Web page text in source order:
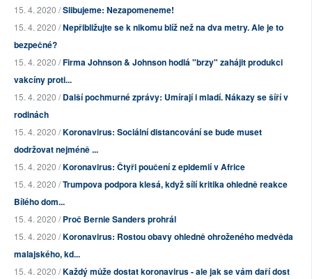
15. 4. 2020 /Slibujeme: Nezapomeneme!
15. 4. 2020 /Nepřibližujte se k nikomu blíž než na dva metry. Ale je to
bezpečné?
15. 4. 2020 /Firma Johnson & Johnson hodlá "brzy" zahájit produkci
vakcíny proti...
15. 4. 2020 /Další pochmurné zprávy: Umírají i mladí. Nákazy se šíří v
rodinách
15. 4. 2020 /Koronavirus: Sociální distancování se bude muset
dodržovat nejméně ...
15. 4. 2020 /Koronavirus: Čtyři poučení z epidemií v Africe
15. 4. 2020 /Trumpova podpora klesá, když sílí kritika ohledně reakce
Bílého dom...
15. 4. 2020 /Proč Bernie Sanders prohrál
15. 4. 2020 /Koronavirus: Rostou obavy ohledně ohroženého medvěda
malajského, kd...
15. 4. 2020 /Každý může dostat koronavirus - ale jak se vám daří dost